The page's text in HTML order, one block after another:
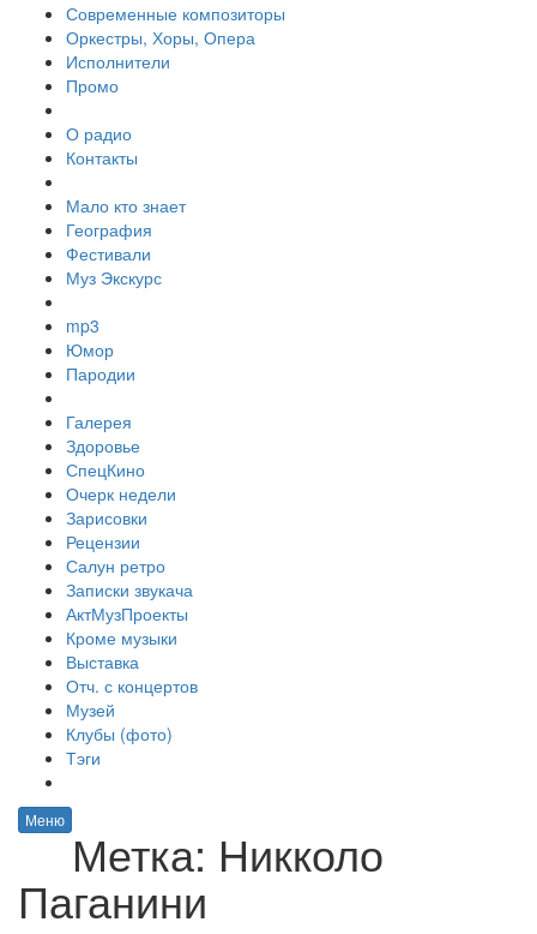
Современные композиторы
Оркестры, Хоры, Опера
Исполнители
Промо
О радио
Контакты
Мало кто знает
География
Фестивали
Муз Экскурс
mp3
Юмор
Пародии
Галерея
Здоровье
СпецКино
Очерк недели
Зарисовки
Рецензии
Салун ретро
Записки звукача
АктМузПроекты
Кроме музыки
Выставка
Отч. с концертов
Музей
Клубы (фото)
Тэги
Меню
Метка: Никколо
Паганини